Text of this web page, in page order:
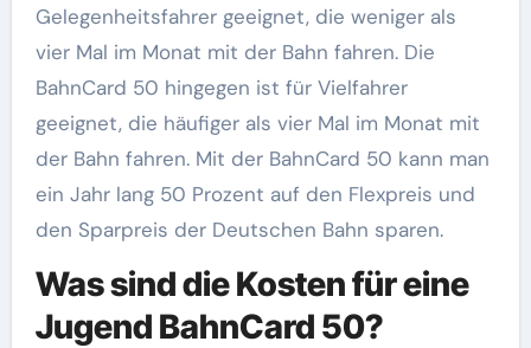
Gelegenheitsfahrer geeignet, die weniger als
vier Mal im Monat mit der Bahn fahren. Die
BahnCard 50 hingegen ist für Vielfahrer
geeignet, die häufiger als vier Mal im Monat mit
der Bahn fahren. Mit der BahnCard 50 kann man
ein Jahr lang 50 Prozent auf den Flexpreis und
den Sparpreis der Deutschen Bahn sparen.
Was sind die Kosten für eine
Jugend BahnCard 50?